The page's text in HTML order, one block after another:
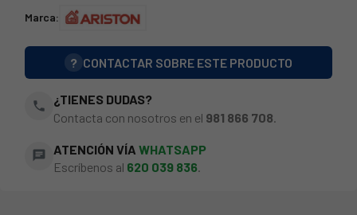
Marca:
? CONTACTAR SOBRE ESTE PRODUCTO
phone
¿TIENES DUDAS?
Contacta con nosotros en el 981 866 708
chat ATENCIÓN VÍA WHATSAPP
Escríbenos al 620 039 836.